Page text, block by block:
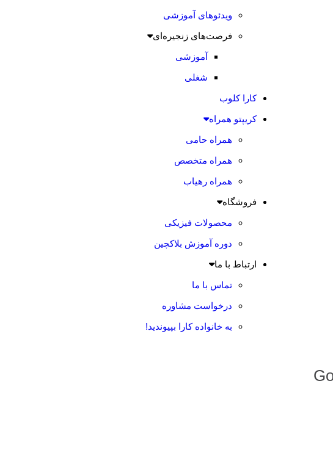
ویدئوهای آموزشی
فرصت‌های زنجیره‌ای
آموزشی
شغلی
کارا کلوب
کریپتو همراه
همراه حامی
همراه متخصص
همراه رهیاب
فروشگاه
محصولات فیزیکی
دوره آموزش بلاکچین
ارتباط با ما
تماس با ما
درخواست مشاوره
به خانواده کارا بپیوندید!